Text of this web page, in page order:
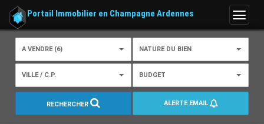
Menu
Portail Immobilier en Champagne Ardennes
A VENDRE (6) NATURE DU BIEN
VILLE / C.P. BUDGET
RECHERCHER ALERTE EMAIL